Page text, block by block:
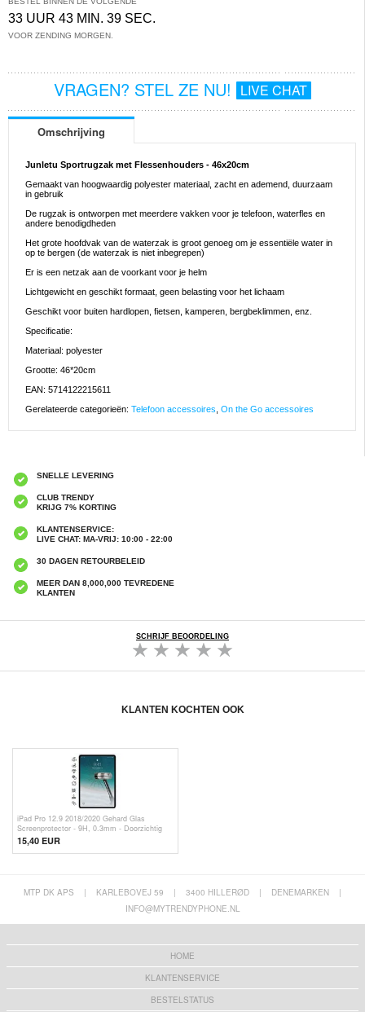
33 UUR 43 MIN. 39 SEC.
VOOR ZENDING MORGEN.
VRAGEN? STEL ZE NU! LIVE CHAT
Omschrijving
Junletu Sportrugzak met Flessenhouders - 46x20cm
Gemaakt van hoogwaardig polyester materiaal, zacht en ademend, duurzaam
in gebruik
De rugzak is ontworpen met meerdere vakken voor je telefoon, waterfles en
andere benodigdheden
Het grote hoofdvak van de waterzak is groot genoeg om je essentiële water in
op te bergen (de waterzak is niet inbegrepen)
Er is een netzak aan de voorkant voor je helm
Lichtgewicht en geschikt formaat, geen belasting voor het lichaam
Geschikt voor buiten hardlopen, fietsen, kamperen, bergbeklimmen, enz.
Specificatie:
Materiaal: polyester
Grootte: 46*20cm
EAN: 5714122215611
Gerelateerde categorieën: Telefoon accessoires On the Go accessoires
SNELLE LEVERING
CLUB TRENDY
KRIJG 7% KORTING
KLANTENSERVICE:
LIVE CHAT: MA-VRIJ: 10:00 - 22:00
30 DAGEN RETOURBELEID
MEER DAN 8,000,000 TEVREDENE
KLANTEN
SCHRIJF BEOORDELING
KLANTEN KOCHTEN OOK
iPad Pro 12.9 2018/2020 Gehard Glas
Screenprotector - 9H, 0.3mm - Doorzichtig
15,40 EUR
MTP DK APS | KARLEBOVEJ 59 | 3400 HILLERØD | DENEMARKEN
|
INFO@MYTRENDYPHONE.NL
HOME
KLANTENSERVICE
BESTELSTATUS